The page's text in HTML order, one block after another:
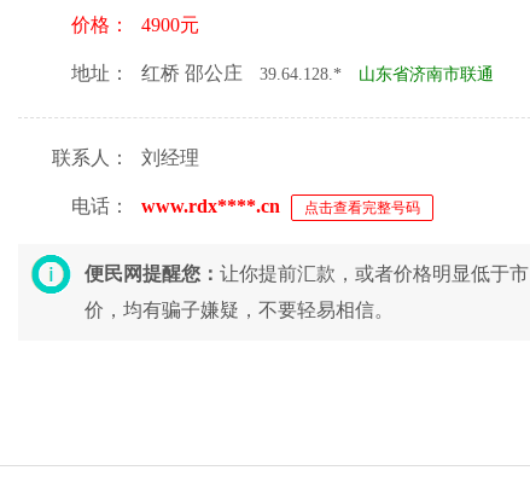
价格： 4900元
地址： 红桥 邵公庄 39.64.128.* 山东省济南市联通
联系人： 刘经理
电话： www.rdx****.cn 点击查看完整号码
便民网提醒您： 让你提前汇款，或者价格明显低于市
价，均有骗子嫌疑，不要轻易相信。